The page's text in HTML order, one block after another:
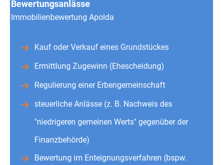
Bewertungsanlässe
Immobilienbewertung Apolda
Kauf oder Verkauf eines Grundstückes
Ermittlung Zugewinn (Ehescheidung)
Regulierung einer Erbengemeinschaft
steuerliche Anlässe (z. B. Nachweis des
"niedrigeren gemeinen Werts" gegenüber der
Finanzbehörde)
Bewertung im Enteignungsverfahren (bspw.